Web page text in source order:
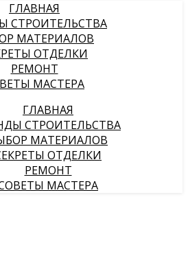
ГЛАВНАЯ
СТРОИТЕЛЬСТВА
МАТЕРИАЛОВ
ОТДЕЛКИ
РЕМОНТ
МАСТЕРА
ГЛАВНАЯ
СТРОИТЕЛЬСТВА
МАТЕРИАЛОВ
ОТДЕЛКИ
РЕМОНТ
МАСТЕРА